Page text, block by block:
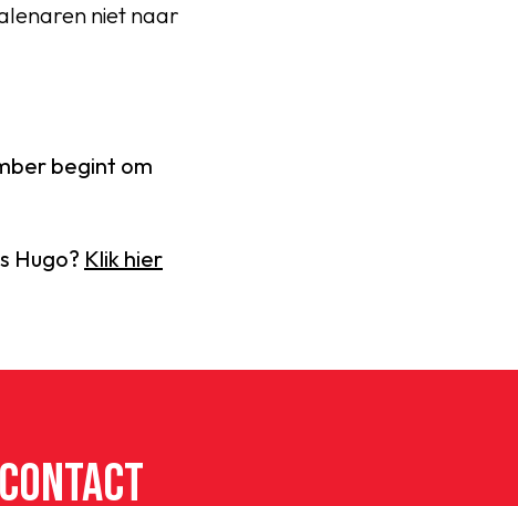
niet naar
begint om
Hugo? Klik hier
CONTACT